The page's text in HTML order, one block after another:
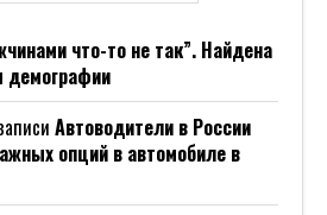
что-то не так”. Найдена
демографии
Автоводители в России
опций в автомобиле в